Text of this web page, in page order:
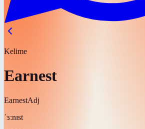
Kelime
Earnest
EarnestAdj
ˈɜːnɪst